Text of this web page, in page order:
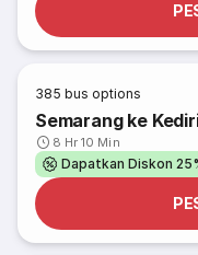
385 bus options
Semarang ke
8 Hr 10 Min
Dapatkan Diskon